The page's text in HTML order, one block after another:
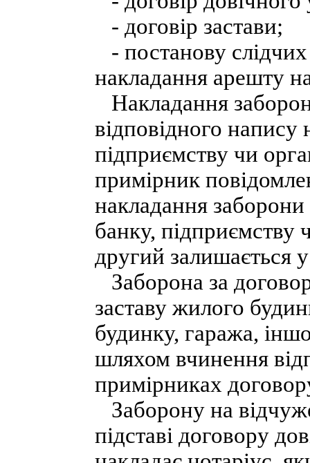
- договір застави;
- постанову
накладання арешту
Накладання
відповідного напису
підприємству чи
примірник
накладання заборони
банку, підприємству
другий залишається
Заборона за
заставу жилого
будинку, гаража,
шляхом вчинення
примірниках
Заборону на
підставі договору